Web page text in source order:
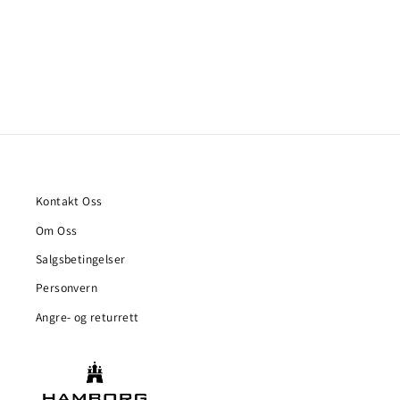
Kontakt Oss
Om Oss
Salgsbetingelser
Personvern
Angre- og returrett